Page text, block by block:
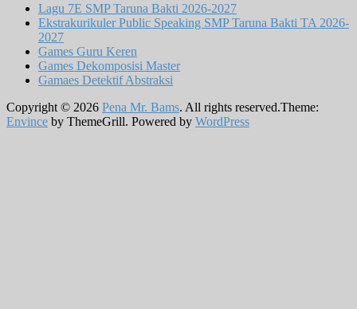
Lagu 7E SMP Taruna Bakti 2026-2027
Ekstrakurikuler Public Speaking SMP Taruna Bakti TA 2026-
2027
Games Guru Keren
Games Dekomposisi Master
Gamaes Detektif Abstraksi
Copyright © 2026 Pena Mr. Bams. All rights reserved.Theme:
Envince by ThemeGrill. Powered by WordPress